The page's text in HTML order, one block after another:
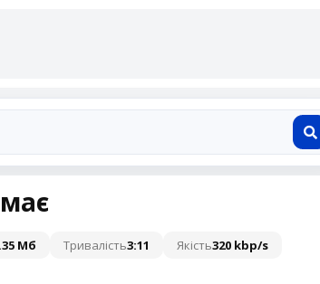
Мб Тривалість3:11 Якість320 kbp/s